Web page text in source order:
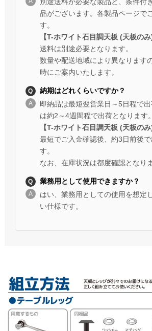
品がございます。各製品ページで
す。
【T-ホワイト石目調天板 (天板のみ
送料は別途必要となります。
数量や配送地域により異なります
時にご案内いたします。
納期はどれくらいですか？
即納品は最短翌営業日～5日程で
は約2～4週間程で出荷となります。
【T-ホワイト石目調天板 (天板のみ
最短でご入金確認後、約3日前後
す。
なお、在庫状況は都度確認となりま
業務用として使用できますか？
はい、業務用としての使用を想定
い仕様です。